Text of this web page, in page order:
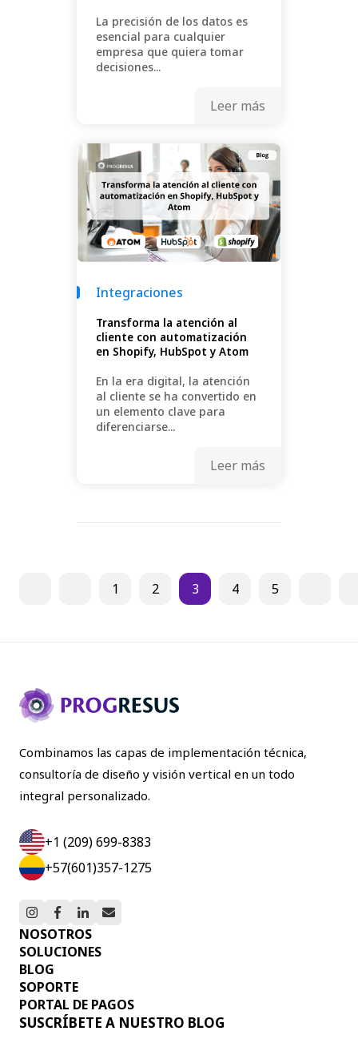
La precisión de los datos es
esencial para cualquier
empresa que quiera tomar
decisiones...
Leer más
Integraciones
Transforma la atención al
cliente con automatización
en Shopify, HubSpot y Atom
En la era digital, la atención
al cliente se ha convertido en
un elemento clave para
diferenciarse...
Leer más
1 2 3 4 5
Combinamos las capas de implementación técnica,
consultoría de diseño y visión vertical en un todo
integral personalizado.
+1 (209) 699-8383
+57(601)357-1275
NOSOTROS
SOLUCIONES
BLOG
SOPORTE
PORTAL DE PAGOS
SUSCRÍBETE A NUESTRO BLOG